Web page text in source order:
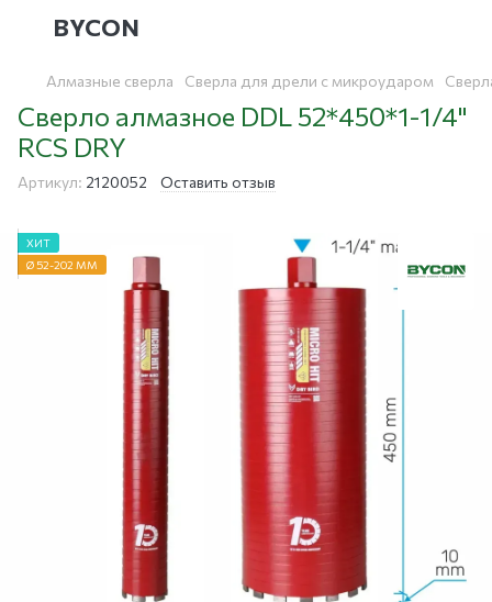
BYCON
Алмазные сверла Сверла для дрели с микроударом
Сверло алмазное DDL 52*450*1-1/4"
RCS DRY
Артикул: 2120052 Оставить отзыв
ХИТ
Ø 52-202 ММ